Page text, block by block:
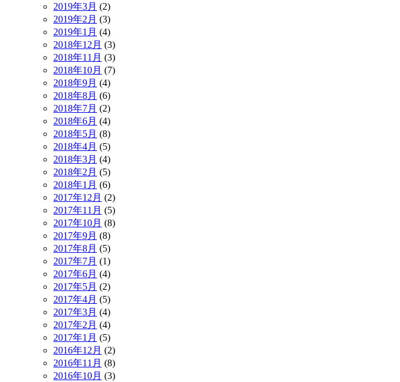
2019年3月 (2)
2019年2月 (3)
2019年1月 (4)
2018年12月 (3)
2018年11月 (3)
2018年10月 (7)
2018年9月 (4)
2018年8月 (6)
2018年7月 (2)
2018年6月 (4)
2018年5月 (8)
2018年4月 (5)
2018年3月 (4)
2018年2月 (5)
2018年1月 (6)
2017年12月 (2)
2017年11月 (5)
2017年10月 (8)
2017年9月 (8)
2017年8月 (5)
2017年7月 (1)
2017年6月 (4)
2017年5月 (2)
2017年4月 (5)
2017年3月 (4)
2017年2月 (4)
2017年1月 (5)
2016年12月 (2)
2016年11月 (8)
2016年10月 (3)